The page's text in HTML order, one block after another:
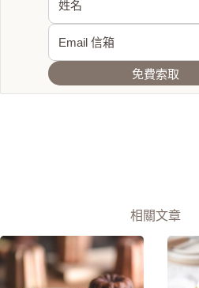
免費索取
相關文章